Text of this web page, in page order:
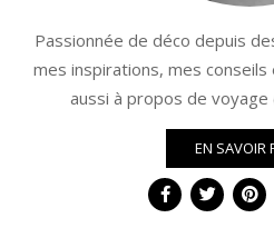
Passionnée de déco depuis
mes inspirations, mes conseils
aussi à propos de
EN SAVOIR